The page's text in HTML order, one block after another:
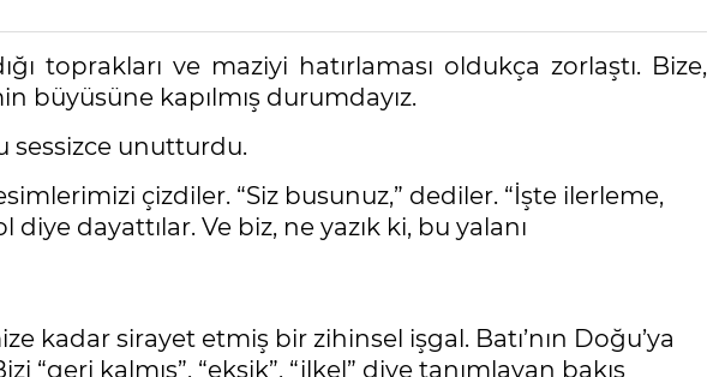
toprakları ve maziyi hatırlaması oldukça zorlaştı. Bize,
kapılmış durumdayız.
sessizce unutturdu.
çizdiler. “Siz busunuz,” dediler. “İşte ilerleme,
dayattılar. Ve biz, ne yazık ki, bu yalanı
kadar sirayet etmiş bir zihinsel işgal. Batı’nın Doğu’ya
kalmış”, “eksik”, “ilkel” diye tanımlayan bakış